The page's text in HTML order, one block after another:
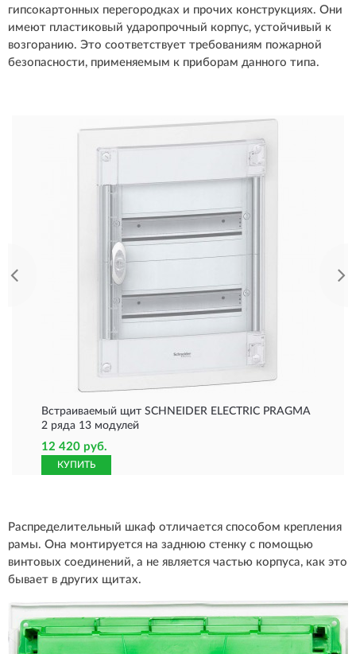
гипсокартонных перегородках и прочих конструкциях. Они
имеют пластиковый ударопрочный корпус, устойчивый к
возгоранию. Это соответствует требованиям пожарной
безопасности, применяемым к приборам данного типа.
Встраиваемый щит SCHNEIDER ELECTRIC PRAGMA
2 ряда 13 модулей
12 420 руб.
КУПИТЬ
Распределительный шкаф отличается способом крепления
рамы. Она монтируется на заднюю стенку с помощью
винтовых соединений, а не является частью корпуса, как это
бывает в других щитах.